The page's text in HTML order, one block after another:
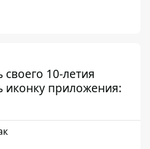
10-летия
иконку приложения: